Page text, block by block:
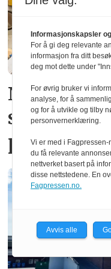
Ny norsk
stoffer i
Informasjonskapsler
For å gi deg relevante
informasjon fra ditt
deg mot dette under
For øvrig bruker vi
analyse, for å
og for å utvikle og tilby
personvernerklæring.
Vi er med i Fagpressen-
du få relevante
nettverket basert på
disse nettstedene. En
Fagpressen.no.
Avvis alle